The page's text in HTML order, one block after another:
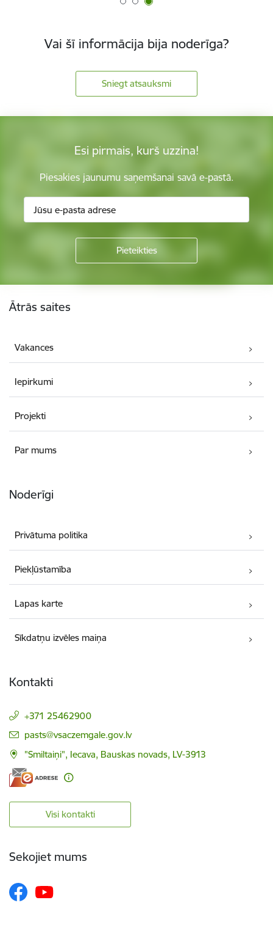
Vai šī informācija bija noderīga?
Sniegt atsauksmi
Esi pirmais, kurš uzzina!
Piesakies jaunumu saņemšanai savā e-pastā.
Ātrās saites
Vakances
Iepirkumi
Projekti
Par mums
Noderīgi
Privātuma politika
Piekļūstamība
Lapas karte
Sīkdatņu izvēles maiņa
Kontakti
+371 25462900
E-pasts:
pasts@vsaczemgale.gov.lv
"Smiltaiņi", Iecava, Bauskas novads, LV-3913
Visi kontakti
Sekojiet mums